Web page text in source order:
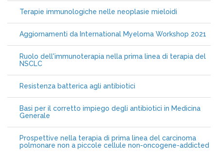
Terapie immunologiche nelle neoplasie mieloidi
Aggiornamenti da International Myeloma Workshop 2021
Ruolo dell'immunoterapia nella prima linea di terapia del
NSCLC
Resistenza batterica agli antibiotici
Basi per il corretto impiego degli antibiotici in Medicina
Generale
Prospettive nella terapia di prima linea del carcinoma
polmonare non a piccole cellule non-oncogene-addicted